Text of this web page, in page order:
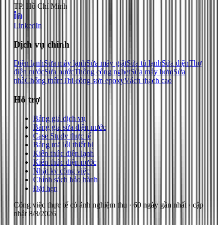
TP. Hồ Chí Minh
LinkedIn
Dịch vụ chính
Điện lạnhSửa máy lạnhSửa máy giặtSửa tủ lạnhSửa điệnThợ
điện nướcSửa nướcThông cống nghẹtSửa máy bơmSửa
nhàChống thấmThi công sơn epoxyVách thạch cao
Hỗ trợ
Bảng giá dịch vụ
Bảng giá sửa điện nước
Case Study thực tế
Bảng mã lỗi thiết bị
Kiến thức điện lạnh
Kiến thức điện nước
Nhật ký công việc
Chính sách bảo hành
Đặt hẹn
Công việc thực tế có ảnh nghiệm thu · 60 ngày gần nhất · cập
nhật 8/8/2026